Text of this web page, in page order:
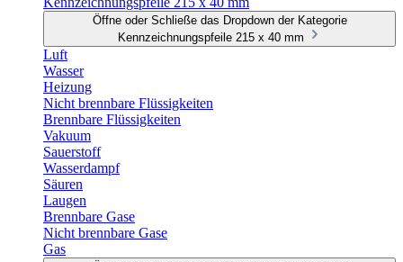
Öffne oder Schließe das Dropdown der Kategorie
Kennzeichnungspfeile 215 x 40 mm
Luft
Wasser
Heizung
Nicht brennbare Flüssigkeiten
Brennbare Flüssigkeiten
Vakuum
Sauerstoff
Wasserdampf
Säuren
Laugen
Brennbare Gase
Nicht brennbare Gase
Gas